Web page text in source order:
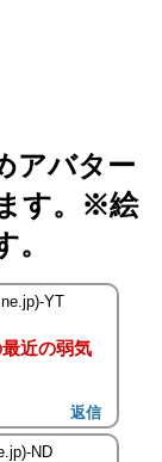
アバター
す。※絵
YT
近の弱気
返信
ND